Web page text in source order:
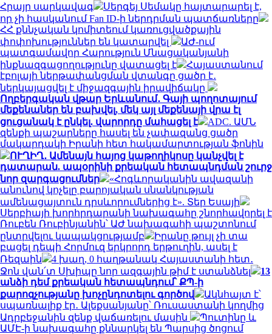
Հրայր սարկավագ
Սերգեյ Սեմակը հայտարարել է,
որ չի հասկանում Fan ID-ի ներդրման պատճառները
ՀՀ քննչական կոմիտեում կառուցվածքային
փոփոխություններ են կատարվել
ԱԺ-ում
պատգամավոր Հարություն Մնացականյանի
ինքնազգացողությունը վատացել է
Հայաստանում
էբոլայի ներթափանցման վտանգը ցածր է․
ներկայացվել է միջազգային իրավիճակը
Ողբերգական վթար Երևանում․ Գայի պողոտայում
մեքենաներ են բախվել, մեկ այլ մեքենայի վրա էլ
ցուցանակ է ընկել. վարորդը մահացել է
ADC. ԱՄՆ
զենքի պաշարները հասել են չափազանց ցածր
մակարդակի Իրանի հետ հակամարտության ֆոնին
ՈՒՂԻՂ․ Ամենայն հայոց կաթողիկոսը կանչվել է
դատարան. ապօրինի քրեական հետապնդման շուրջ
նոր զարգացումներ
«Հոգևորականին ավազանի
անունով կոչելը բարոյական սնանկության
ամենացայտուն դրսևորումներից է». Տեր Եսայի
Սերբիայի խորհրդարանի նախագահը շնորհավորել է
Ռուբեն Ռուբինյանին՝ ԱԺ նախագահի պաշտոնում
ընտրվելու կապակցությամբ
Իրանը թույլ չի տա
բացել դեպի Հորմուզ երկրորդ երթուղին, ասել է
Ռեզաին
4 խաղ, 0 հաղթանակ Հայաստանի հետ․
Ջոն վան՛տ Սխիպը նոր ազգային թիմ է ստանձնել
13
անձի դեմ քրեական հետապնդում՝ ՔՊ-ի
քարոզչությանը խոչընդոտելու գործով
Ակնհայտ է՝
սպառնալիք էր․ Ալեքսանյանը՝ Ռուսաստանի կողմից
Ադրբեջանին զենք վաճառելու մասին
Պուտինը և
ԱՄԷ-ի նախագահը քննարկել են Պարսից ծոցում